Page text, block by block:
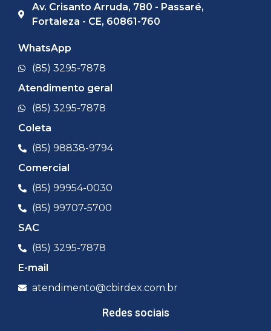
Av. Crisanto Arruda, 780 - Passaré,
Fortaleza - CE, 60861-760
WhatsApp
(85) 3295-7878
Atendimento geral
(85) 3295-7878
Coleta
(85) 98838-9794
Comercial
(85) 99954-0030
(85) 99707-5700
SAC
(85) 3295-7878
E-mail
atendimento@cbirdex.com.br
Redes sociais